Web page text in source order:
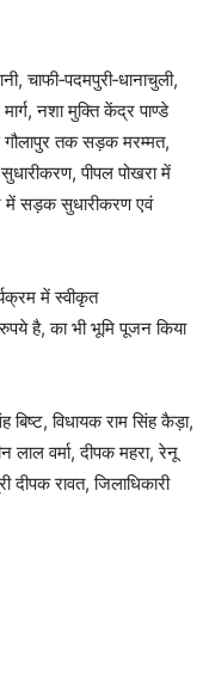
चाफी‑पदमपुरी‑धानाचुली,
नशा मुक्ति केंद्र पाण्डे
गौलापुर तक सड़क मरम्मत,
पीपल पोखरा में
में सड़क सुधारीकरण एवं
में स्वीकृत
है, का भी भूमि पूजन किया
विधायक राम सिंह कैड़ा,
लाल वर्मा, दीपक महरा, रेनू
दीपक रावत, जिलाधिकारी